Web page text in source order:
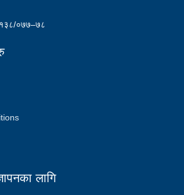
०७७–७८
लागि